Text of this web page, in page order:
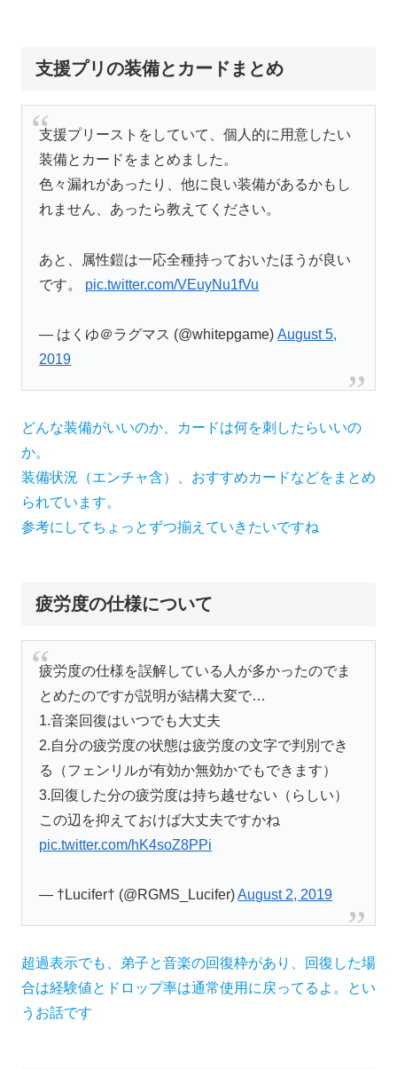
支援プリの装備とカードまとめ
支援プリーストをしていて、個人的に用意したい
装備とカードをまとめました。
色々漏れがあったり、他に良い装備があるかもし
れません、あったら教えてください。
あと、属性鎧は一応全種持っておいたほうが良い
です。 pic.twitter.com/VEuyNu1fVu
— はくゆ＠ラグマス (@whitepgame)August 5,
2019
どんな装備がいいのか、カードは何を刺したらいいの
か。
装備状況（エンチャ含）、おすすめカードなどをまとめ
られています。
参考にしてちょっとずつ揃えていきたいですね
疲労度の仕様について
疲労度の仕様を誤解している人が多かったのでま
とめたのですが説明が結構大変で…
1.音楽回復はいつでも大丈夫
2.自分の疲労度の状態は疲労度の文字で判別でき
る（フェンリルが有効か無効かでもできます）
3.回復した分の疲労度は持ち越せない（らしい）
この辺を抑えておけば大丈夫ですかね
pic.twitter.com/hK4soZ8PPi
— †Lucifer† (@RGMS_Lucifer)August 2, 2019
超過表示でも、弟子と音楽の回復枠があり、回復した場
合は経験値とドロップ率は通常使用に戻ってるよ。とい
うお話です